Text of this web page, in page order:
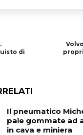
di
Il pneumatico
pale gommate ad
in cava e miniera